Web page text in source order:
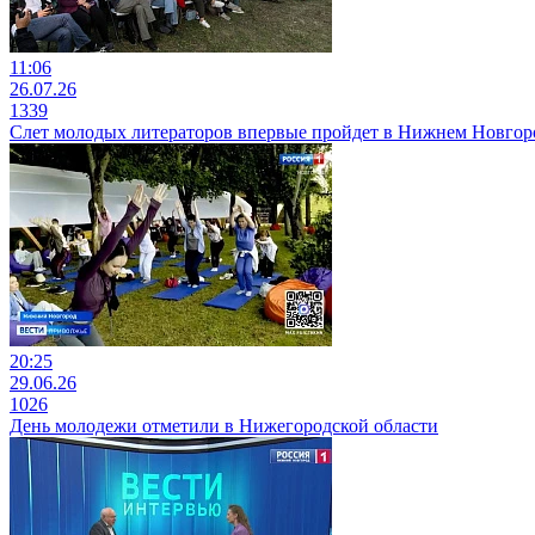
11:06
26.07.26
1339
Слет молодых литераторов впервые пройдет в Нижнем
20:25
29.06.26
1026
День молодежи отметили в Нижегородской области